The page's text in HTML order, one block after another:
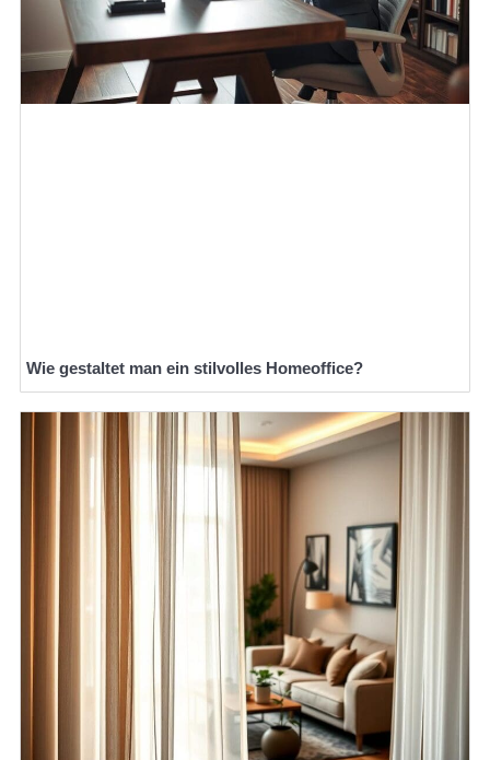
Wie gestaltet man ein stilvolles Homeoffice?